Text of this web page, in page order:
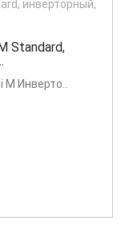
Standard,
Инверто..